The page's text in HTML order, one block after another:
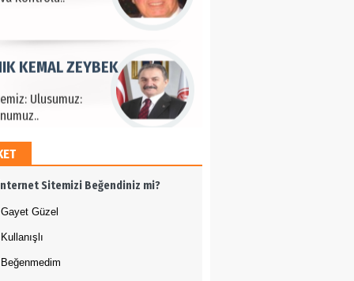
Ulusumuz:
KEMAL ZEYBEK
12 Eylül..
TAŞDEMİR
BULUZ
Sitemizi Beğendiniz mi?
Gayet Güzel
Kullanışlı
Beğenmedim